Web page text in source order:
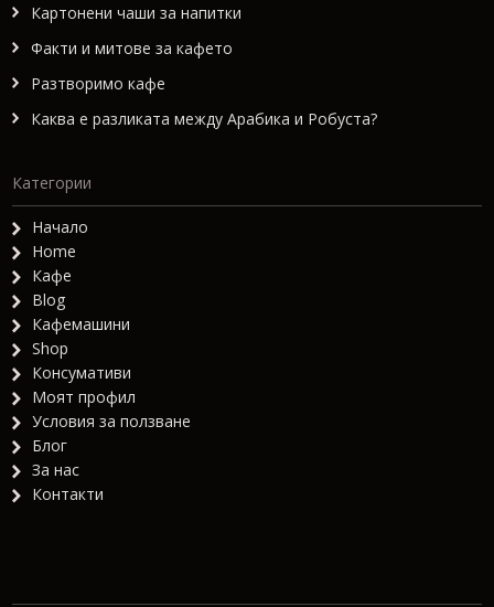
Картонени чаши за напитки
Факти и митове за кафето
Разтворимо кафе
Каква е разликата между Арабика и Робуста?
Категории
Начало
Home
Кафе
Blog
Кафемашини
Shop
Консумативи
Моят профил
Условия за ползване
Блог
За нас
Контакти